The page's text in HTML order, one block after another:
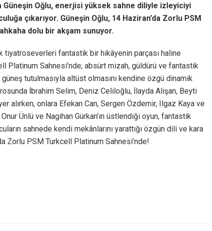
Güneşin Oğlu, enerjisi yüksek sahne diliyle izleyiciyi
çıkarıyor. Güneşin Oğlu, 14 Haziran’da Zorlu PSM
dolu bir akşam sunuyor.
tiyatroseverleri fantastik bir hikâyenin parçası haline
Platinum Sahnesi’nde; absürt mizah, güldürü ve fantastik
tutulmasıyla altüst olmasını kendine özgü dinamik
İbrahim Selim, Deniz Celiloğlu, İlayda Alişan, Beyti
alırken, onlara Efekan Can, Sergen Özdemir, Ilgaz Kaya ve
Ünlü ve Nagihan Gürkan’ın üstlendiği oyun, fantastik
sahnede kendi mekânlarını yarattığı özgün dili ve kara
Zorlu PSM Turkcell Platinum Sahnesi’nde!